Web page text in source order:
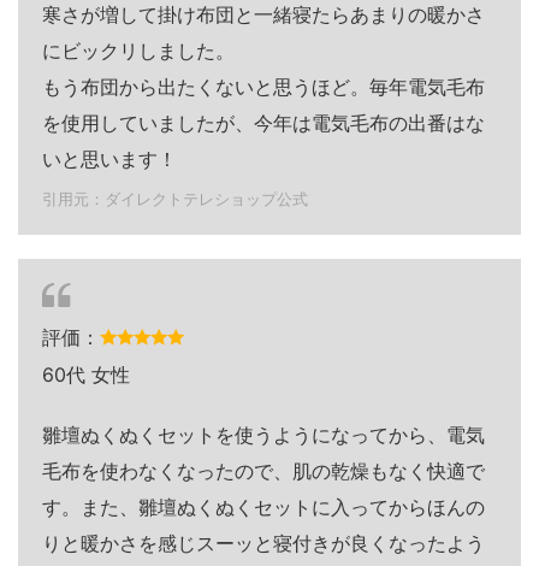
寒さが増して掛け布団と一緒寝たらあまりの暖かさ
にビックリしました。
もう布団から出たくないと思うほど。毎年電気毛布
を使用していましたが、今年は電気毛布の出番はな
いと思います！
引用元：ダイレクトテレショップ公式
評価：
60代 女性
雛壇ぬくぬくセットを使うようになってから、電気
毛布を使わなくなったので、肌の乾燥もなく快適で
す。また、雛壇ぬくぬくセットに入ってからほんの
りと暖かさを感じスーッと寝付きが良くなったよう